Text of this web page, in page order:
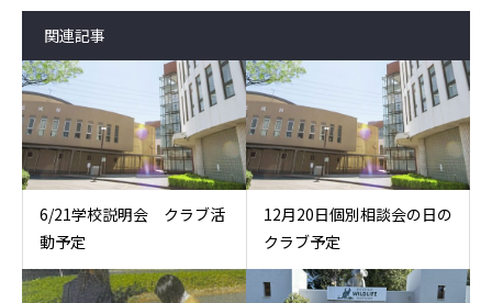
関連記事
6/21学校説明会 クラブ活
動予定
12月20日個別相談会の日の
クラブ予定